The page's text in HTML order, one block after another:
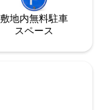
敷地内無料駐⁠車
ス⁠ペ⁠ー⁠ス